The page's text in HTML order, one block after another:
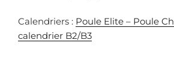
Calendriers : Poule Elite – Poule
calendrier B2/B3